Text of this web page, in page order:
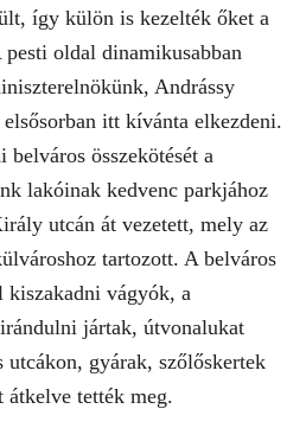
így külön is kezelték őket a
oldal dinamikusabban
Andrássy
itt kívánta elkezdeni.
belváros összekötését a
lakóinak kedvenc parkjához
utcán át vezetett, mely az
tartozott. A belváros
kiszakadni vágyók, a
jártak, útvonalukat
utcákon, gyárak, szőlőskertek
tették meg.